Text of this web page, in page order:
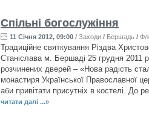
Спільні богослужіння
11 Січня 2012, 09:00 / Заходи / Бершадь /
Традиційне святкування Різдва
Станіслава м. Бершаді 25 грудня
розчинених дверей – «Нова радість
монастиря Української Православної
аби привітати присутніх в костелі. До
читати далі ...»